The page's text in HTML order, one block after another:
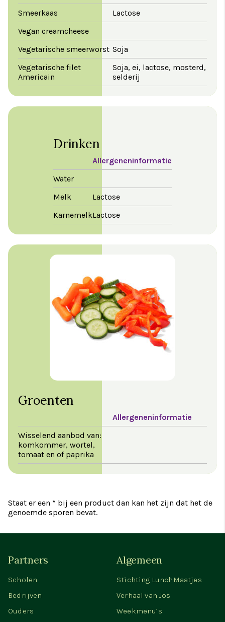
Smeerkaas
Lactose
Vegan creamcheese
Vegetarische smeerworst Soja
Vegetarische filet
Americain
Soja, ei, lactose, mosterd,
selderij
Drinken
Allergeneninformatie
Water
Melk
Lactose
KarnemelkLactose
Groenten
Allergeneninformatie
Wisselend aanbod van:
komkommer, wortel,
tomaat en of paprika
Staat er een * bij een product dan kan het zijn dat het de
genoemde sporen bevat.
Partners
Scholen
Bedrijven
Ouders
Algemeen
Stichting LunchMaatjes
Verhaal van Jos
Weekmenu’s